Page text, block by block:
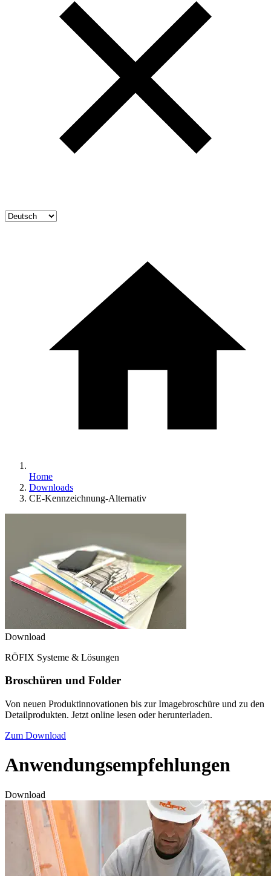
Home
Downloads
CE-Kennzeichnung-Alternativ
Download
RÖFIX Systeme & Lösungen
Broschüren und Folder
Von neuen Produktinnovationen bis zur Imagebroschüre und zu den
Detailprodukten. Jetzt online lesen oder herunterladen.
Zum Download
Anwendungsempfehlungen
Download